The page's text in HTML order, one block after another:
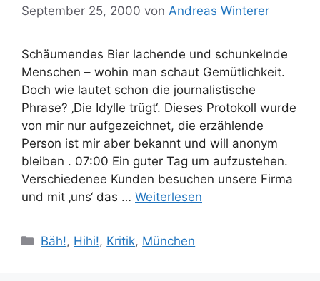
September 25, 2000 von Andreas Winterer
Schäumendes Bier lachende und schunkelnde
Menschen – wohin man schaut Gemütlichkeit.
Doch wie lautet schon die journalistische
Phrase? ‚Die Idylle trügt‘. Dieses Protokoll wurde
von mir nur aufgezeichnet, die erzählende
Person ist mir aber bekannt und will anonym
bleiben . 07:00 Ein guter Tag um aufzustehen.
Verschiedenee Kunden besuchen unsere Firma
und mit ‚uns‘ das … Weiterlesen
Kategorien
Bäh!, Hihi!, Kritik, München